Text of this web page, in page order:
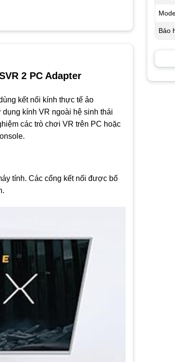
2 PC Adapter
kết nối kính thực tế ảo
kính VR ngoài hệ sinh thái
các trò chơi VR trên PC hoặc
tính. Các cổng kết nối được bố
Bảo